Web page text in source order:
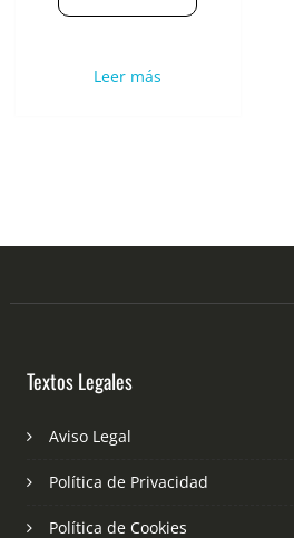
Leer más
Textos Legales
Aviso Legal
Política de Privacidad
Política de Cookies